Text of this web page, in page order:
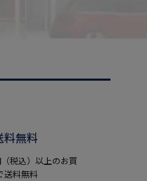
料無料
税込）以上のお買
送料無料